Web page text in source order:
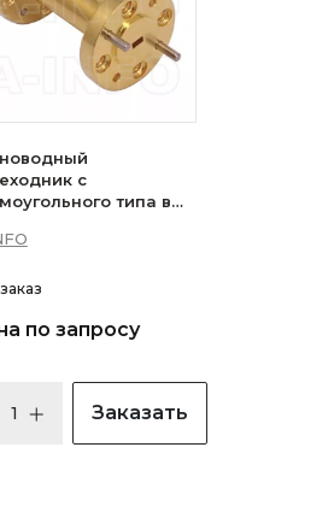
с
типа в
по запросу
Заказать